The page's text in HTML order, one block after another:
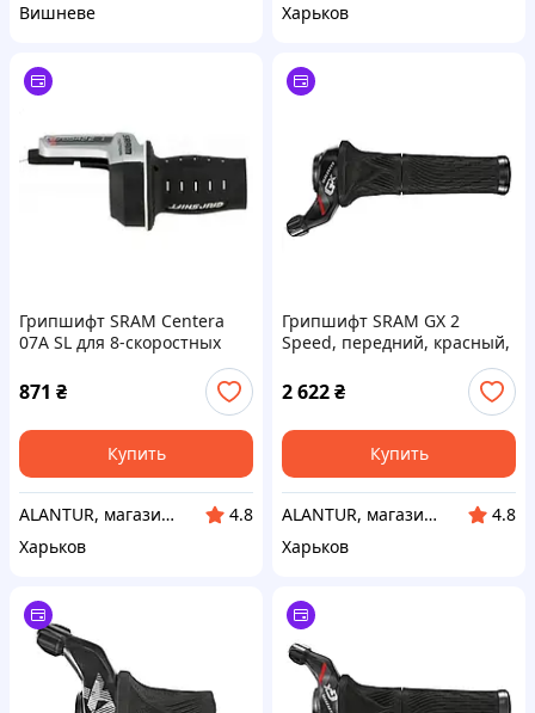
Вишневе
Харьков
Грипшифт SRAM Centera
07A SL для 8-скоростных
велосипедов, правый,
черный
871 ₴
Купить
ALANTUR, магазин туристичного спорядження та велосипедів
4.8
Харьков
Грипшифт SRAM GX 2
Speed, передний, красный,
скоростей
2 622₴
Купить
ALANTUR, магазин туристичного спорядження та велосипедів
4.8
Харьков